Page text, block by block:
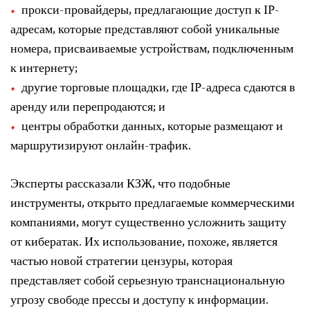
прокси-провайдеры, предлагающие доступ к IP-
адресам, которые представляют собой уникальные
номера, присваиваемые устройствам, подключенным
к интернету;
другие торговые площадки, где IP-адреса сдаются в
аренду или перепродаются; и
центры обработки данных, которые размещают и
маршрутизируют онлайн-трафик.
Эксперты рассказали КЗЖ, что подобные
инструменты, открыто предлагаемые коммерческими
компаниями, могут существенно усложнить защиту
от кибератак. Их использование, похоже, является
частью новой стратегии цензуры, которая
представляет собой серьезную транснациональную
угрозу свободе прессы и доступу к информации.